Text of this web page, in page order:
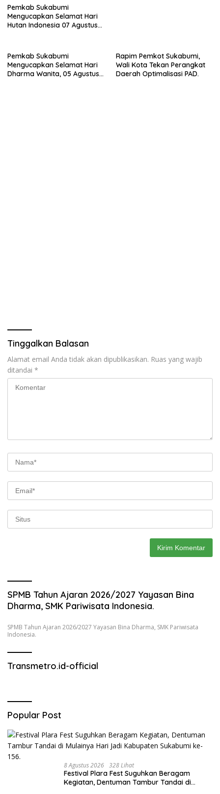
Pemkab Sukabumi
Mengucapkan Selamat Hari
Hutan Indonesia 07 Agustus
Pemkab Sukabumi
Mengucapkan Selamat Hari
Dharma Wanita, 05 Agustus
Rapim Pemkot Sukabumi,
Wali Kota Tekan Perangkat
Daerah Optimalisasi PAD.
Tinggalkan Balasan
Alamat email Anda tidak akan dipublikasikan. Ruas yang wajib
ditandai *
SPMB Tahun Ajaran 2026/2027 Yayasan Bina
Dharma, SMK Pariwisata Indonesia.
SPMB Tahun Ajaran 2026/2027 Yayasan Bina Dharma, SMK Pariwisata
Indonesia.
Transmetro.id-official
Popular Post
8 Agustus 2026 328 Lihat
Festival Plara Fest Suguhkan Beragam
Kegiatan, Dentuman Tambur Tandai di